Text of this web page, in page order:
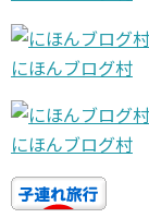
にほんブログ村
にほんブログ村